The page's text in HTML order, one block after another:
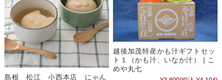
島根 松江 小西本店 にゃん
越後加茂特産かも汁ギフトセッ
ト１（かも汁、いなか汁） | こ
めや丸七